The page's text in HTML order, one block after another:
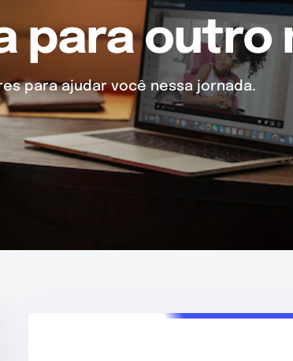
para outro
para ajudar você nessa jornada.